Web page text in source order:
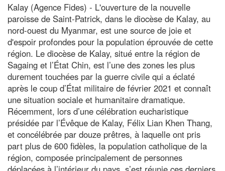
Kalay (Agence Fides) - L'ouverture de la nouvelle
paroisse de Saint-Patrick, dans le diocèse de Kalay, au
nord-ouest du Myanmar, est une source de joie et
d'espoir profondes pour la population éprouvée de cette
région. Le diocèse de Kalay, situé entre la région de
Sagaing et l’État Chin, est l’une des zones les plus
durement touchées par la guerre civile qui a éclaté
après le coup d’État militaire de février 2021 et connaît
une situation sociale et humanitaire dramatique.
Récemment, lors d’une célébration eucharistique
présidée par l’Évêque de Kalay, Félix Lian Khen Thang,
et concélébrée par douze prêtres, à laquelle ont pris
part plus de 600 fidèles, la population catholique de la
région, composée principalement de personnes